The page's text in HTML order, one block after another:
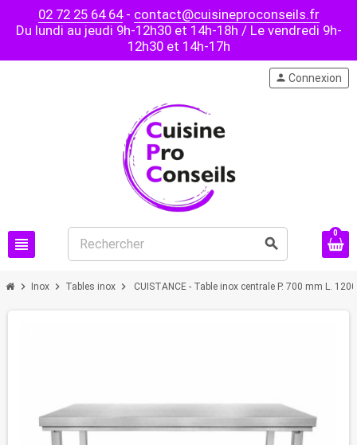
02 72 25 64 64- contact@cuisineproconseils.fr
Du lundi au jeudi 9h-12h30 et 14h-18h / Le vendredi 9h-
12h30 et 14h-17h
view_headline search
person Connexion
0
chevron_right Inox chevron_right Tables inox chevron_right CUISTANCE - Table inox centrale P. 700 mm L.